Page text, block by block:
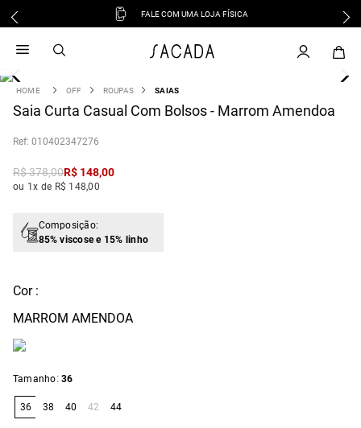
FALE COM UMA LOJA FÍSICA
OFF ROUPAS SAIAS
Saia Curta Casual Com Bolsos - Marrom Amendoa
: 010402347276
R$378,00R$ 148,00
ou 1x de R$ 148,00
Composição:
85% viscose e 15% linho
Cor :
MARROM AMENDOA
Tamanho: 36
36 38 40 42 44
vestido
3 º blusa
º tricot
º macacão
jeans
vestido curto